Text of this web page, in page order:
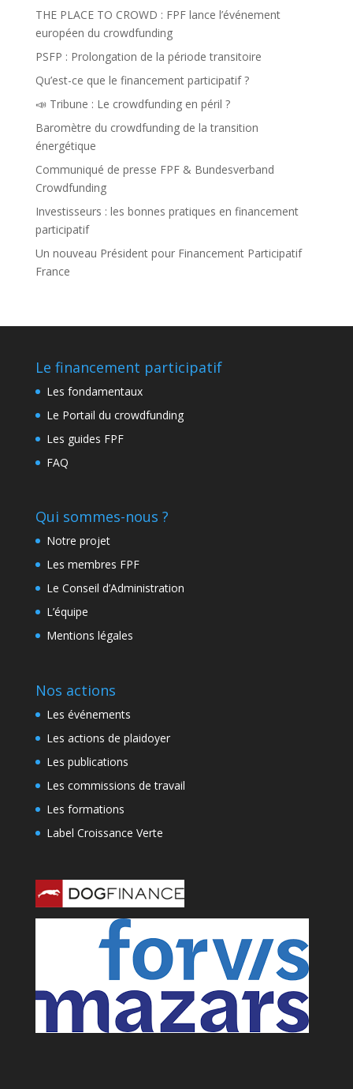
THE PLACE TO CROWD : FPF lance l’événement
européen du crowdfunding
PSFP : Prolongation de la période transitoire
Qu’est-ce que le financement participatif ?
📣 Tribune : Le crowdfunding en péril ?
Baromètre du crowdfunding de la transition
énergétique
Communiqué de presse FPF & Bundesverband
Crowdfunding
Investisseurs : les bonnes pratiques en financement
participatif
Un nouveau Président pour Financement Participatif
France
Le financement participatif
Les fondamentaux
Le Portail du crowdfunding
Les guides FPF
FAQ
Qui sommes-nous ?
Notre projet
Les membres FPF
Le Conseil d’Administration
L’équipe
Mentions légales
Nos actions
Les événements
Les actions de plaidoyer
Les publications
Les commissions de travail
Les formations
Label Croissance Verte